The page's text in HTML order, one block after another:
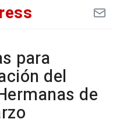
para
del
de